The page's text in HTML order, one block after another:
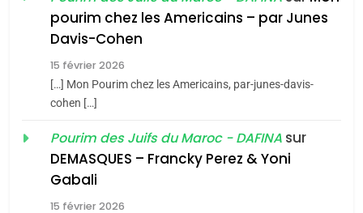
Maroc : Les amandes de
Tafraout, le miel de Tadla
du terroir
Oeil ravageur – Vanessa
De Loya Stauber
pourim chez les Americains – par Junes
Davis-Cohen
15 février 2026
[…] Mon Pourim chez les Americains, par-junes-davis-
cohen […]
Pourim des Juifs du Maroc - DAFINA sur
DEMASQUES – Francky Perez & Yoni
Gabali
15 février 2026